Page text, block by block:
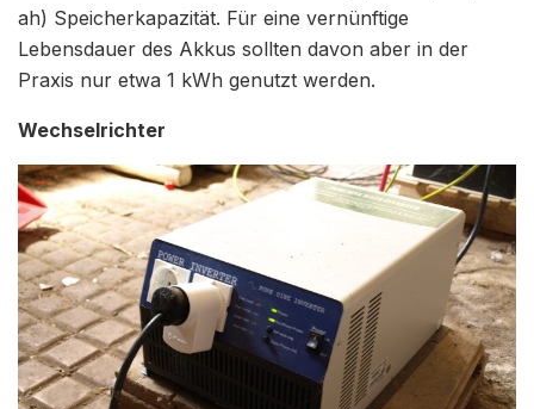
ah) Speicherkapazität. Für eine vernünftige
Lebensdauer des Akkus sollten davon aber in der
Praxis nur etwa 1 kWh genutzt werden.
Wechselrichter